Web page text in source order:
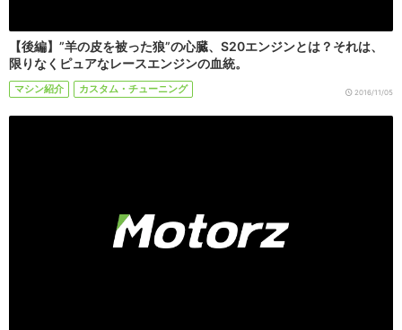
【後編】”羊の皮を被った狼”の心臓、S20エンジンとは？それは、
限りなくピュアなレースエンジンの血統。
マシン紹介 カスタム・チューニング 2016/11/05